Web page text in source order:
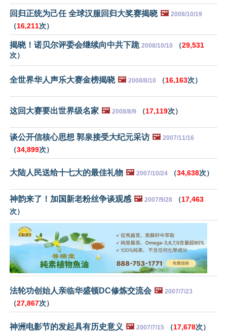
回归正统为己任 全球汉服回归大奖赛揭晓 🖼️ 2008/10/19
（16,211次）
揭晓！诺贝尔评委会继续向中共下跪 2008/10/10 （29,531
次）
全世界华人声乐大赛金榜揭晓 🖼️ 2008/8/10 （16,163次）
这回大赛要出世界级名家 🖼️ 2008/8/9 （17,119次）
谈公开信核心思想 郭泉接受大纪元采访 🖼️ 2007/11/16
（34,899次）
大陆人民送给十七大的最佳礼物 🖼️ 2007/10/24 （34,638次）
神韵来了！加国新老粉丝争谈观感 🖼️ 2007/9/28 （17,463
次）
法轮功创始人亲临华盛顿DC修炼交流会 🖼️ 2007/7/23
（27,867次）
神洲电影节的发起具有历史意义 🖼️ 2007/7/15 （17,678次）